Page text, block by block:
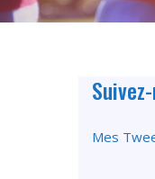
Mes